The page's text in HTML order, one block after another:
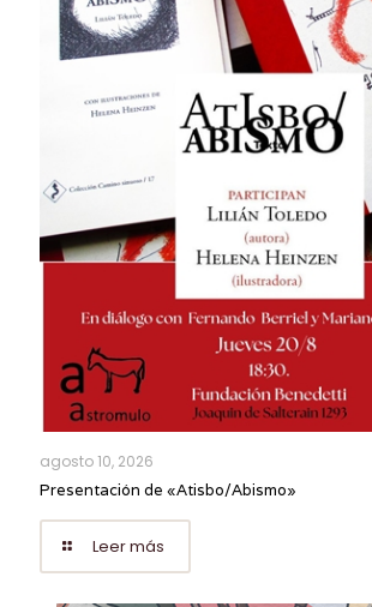
agosto 10, 2026
Presentación de «Atisbo/Abismo»
Leer más